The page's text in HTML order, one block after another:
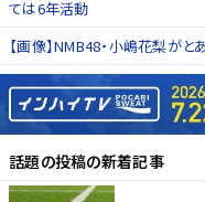
ては6年活動
【画像】NMB48・小嶋花梨がと
話題の投稿の新着記事